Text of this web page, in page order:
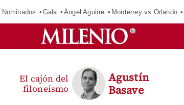
Nominados Gala Ángel Aguirre Monterrey vs Orlando
El cajón del
filoneísmo
Agustín
Basave